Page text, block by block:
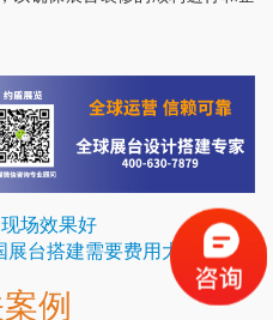
场效果好
展台搭建需要费用大概多少»
例